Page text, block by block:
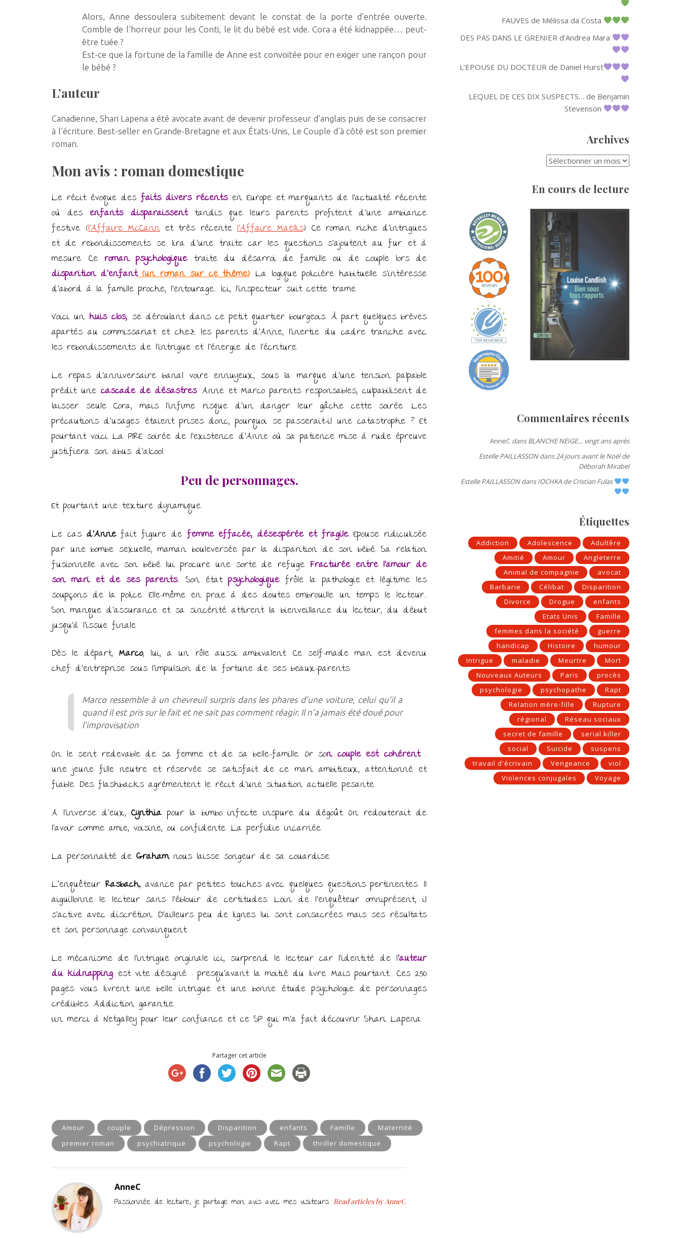
Alors, Anne dessoulera subitement devant le constat de la porte d’entrée ouverte.
Comble de l’horreur pour les Conti, le lit du bébé est vide. Cora a été kidnappée… peut-
être tuée ?
Est-ce que la fortune de la famille de Anne est convoitée pour en exiger une rançon pour
le bébé ?
L’auteur
Canadienne, Shari Lapena a été avocate avant de devenir professeur d’anglais puis de se consacrer
à l’écriture. Best-seller en Grande-Bretagne et aux États-Unis, Le Couple d’à côté est son premier
roman.
Mon avis : roman domestique
Le récit évoque des faits divers récentsen Europe et marquants de l’actualité récente
où des enfants disparaissenttandis que leurs parents profitent d’une ambiance
festive. (l’Affaire McCannet très récentel’Affaire Maëllis). Ce roman riche d’intrigues
et de rebondissements se lira d’une traite car les questions s’ajoutent au fur et à
mesure. Ce roman psychologiquetraite du désarroi de famille ou de couple lors de
disparition d’enfant(un roman sur ce thème). La logique policière habituelle s’intéresse
d’abord à la famille proche, l’entourage… Ici, l’inspecteur suit cette trame.
Voici unhuis clos, se déroulant dans ce petit quartier bourgeois. À part quelques brèves
apartés au commissariat et chez les parents d’Anne, l’inertie du cadre tranche avec
les rebondissements de l’intrigue et l’énergie de l’écriture.
Le repas d’anniversaire banal voire ennuyeux, sous la marque d’une tension palpable
prédit une cascade de désastres. Anne et Marco parents responsables, culpabilisent de
laisser seule Cora, mais l’infime risque d’un danger leur gâche cette soirée. Les
précautions d’usages étaient prises donc, pourquoi se passerait-il une catastrophe ? Et
pourtant voici La PIRE soirée de l’existence d’Anne où sa patience mise à rude épreuve
justifiera son abus d’alcool.
Peu de personnages.
Et pourtant une texture dynamique.
Le cas d’Annefait figure de femme effacée, désespérée et fragile.Epouse ridiculisée
par une bombe sexuelle, maman bouleversée par la disparition de son bébé. Sa relation
fusionnelle avec son bébé lui procure une sorte de refuge.Fracturée entre l’amour de
son mari et de ses parents… Son étatpsychologiquefrôle la pathologie et légitime les
soupçons de la police. Elle-même en proie à des doutes embrouille un temps le lecteur…
Son manque d’assurance et sa sincérité attirent la bienveillance du lecteur, du début
jusqu’à l’issue finale.
Dès le départ,Marco, lui, a un rôle aussi ambivalent. Ce self-made man est devenu
chef d’entreprise sous l’impulsion de la fortune de ses beaux-parents.
Marco ressemble à un chevreuil surpris dans les phares d’une voiture, celui qu’il a
quand il est pris sur le fait et ne sait pas comment réagir. Il n’a jamais été doué pour
l’improvisation
On le sent redevable de sa femme et de sa belle-famille. Or son couple est cohérent:
une jeune fille neutre et réservée se satisfait de ce mari ambitieux, attentionné et
fiable. Des flashbacks agrémentent le récit d’une situation actuelle pesante.
A l’inverse d’eux,Cynthia pour la bimbo infecte inspure du dégoût. On redouterait de
l’avoir comme amie, voisine, ou confidente. La perfidie incarnée.
La personnalité de Grahamnous laisse songeur de sa couardise.
L’enquêteur Rasbach, avance par petites touches avec quelques questions pertinentes. Il
aiguillonne le lecteur sans l’éblouir de certitudes. Loin de l’enquêteur omniprésent, il
s’active avec discrétion. D’ailleurs peu de lignes lui sont consacrées mais ses résultats
et son personnage convainquent.
Le mécanisme de l’intrigue originale ici, surprend le lecteur car l’identité de l’auteur
du kidnapping est vite désigné : presqu’avant la moitié du livre. Mais pourtant… Ces 250
pages vous livrent une belle intrigue et une bonne étude psychologie de personnages
crédibles. Addiction garantie.
Un merci à Netgalley pour leur confiance et ce SP qui m’a fait découvrir Shari Lapena.
Partager cet article
Amour couple Dépression Disparition enfants Famille
Maternité
premier roman
psychiatrique psychologie Rapt thriller domestique
AnneC
Passionnée de lecture, je partage mon avis avec mes visiteurs. Read articles by AnneC
FAUVES de Mélissa da Costa
DES PAS DANS LE GRENIER d’Andrea Mara
L’EPOUSE DU DOCTEUR de Daniel Hurst
LEQUEL DE CES DIX SUSPECTS… de Benjamin
Stevenson
Archives
En cours de lecture
Commentaires récents
AnneC dansBLANCHE NEIGE… vingt ans après
Estelle PAILLASSONdans24 jours avant le Noël de
Déborah Mirabel
Estelle PAILLASSONdansIOCHKA de Cristian Fulas
Étiquettes
Addiction Adolescence
Adultère
Amitié
Amour
Angleterre
Animal de compagnie
avocat
Barbarie
Célibat
Disparition
Divorce
Drogue
enfants
Etats Unis
Famille
femmes dans la société
guerre
handicap
Histoire
humour
Intrigue
maladie Meurtre
Mort
Nouveaux Auteurs
Paris
procès
psychologie
psychopathe
Rapt
Relation mère-fille
Rupture
régional
Réseau sociaux
secret de famille
serial killer
social
Suicide
suspens
travail d'écrivain
Vengeance
viol
Violences conjugales
Voyage